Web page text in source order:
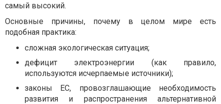
самый высокий.
Основные причины, почему в целом мире есть
подобная практика:
сложная экологическая ситуация;
дефицит электроэнергии (как правило,
используются исчерпаемые источники);
законы ЕС, провозглашающие необходимость
развития и распространения альтернативной